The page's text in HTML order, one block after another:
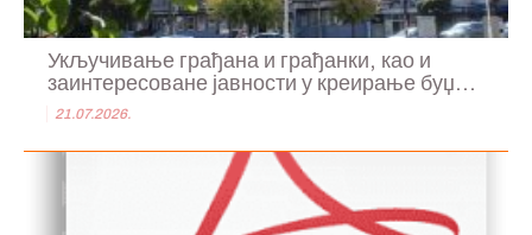
Укључивање грађана и грађанки, као и
заинтересоване јавности у креирање буџ...
21.07.2026.